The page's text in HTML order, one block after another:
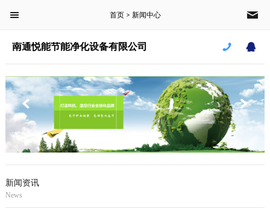
菜单栏
产品中心
案例中心
关于我们
首页> 新闻中心
南通悦能节能净化设备有限公司
新闻资讯
News